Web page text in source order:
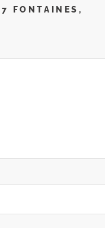
FONTAINES,